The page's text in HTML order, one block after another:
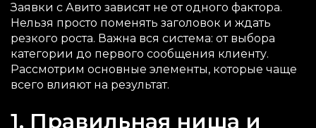
Заявки с Авито зависят не от одного фактора.
Нельзя просто поменять заголовок и ждать
резкого роста. Важна вся система: от выбора
категории до первого сообщения клиенту.
Рассмотрим основные элементы, которые чаще
всего влияют на результат.
1. Правильная ниша и